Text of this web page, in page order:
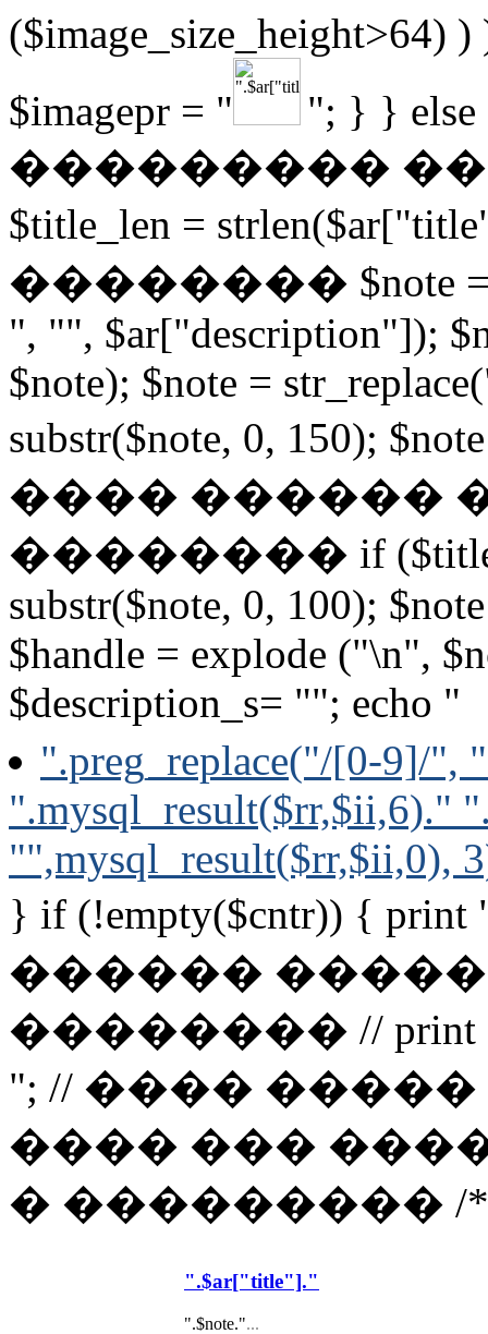
($image_size_height>64)
$imagepr = "
"; } } else
���������
$title_len =
�������� $note =
", "", $ar["description"]);
$note); $note =
substr($note, 0, 150);
���� ������
�������� if
substr($note, 0, 100);
$handle = explode ("\n",
$description_s= ""; echo "
".preg_replace("/[0-9]/",
".mysql_result($rr,$ii,6)."
"",mysql_result($rr,$ii,0),
} if (!empty($cntr)) {
������
�������� // print
"; // ����
���� ���
� ��������� /* if
".$ar["title"]."
".$note."...